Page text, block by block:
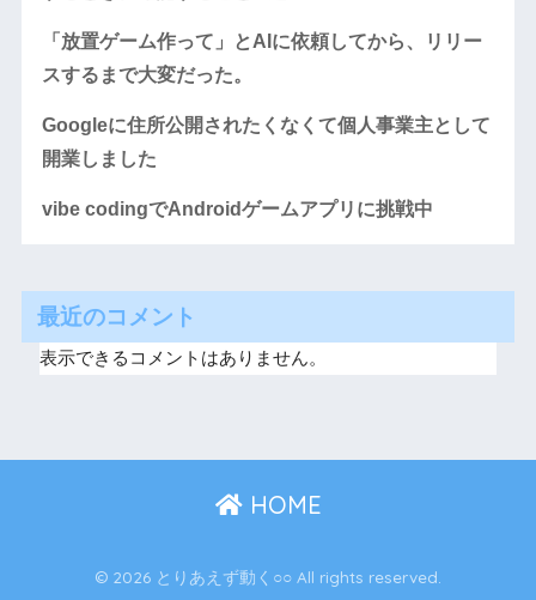
「放置ゲーム作って」とAIに依頼してから、リリー
スするまで大変だった。
Googleに住所公開されたくなくて個人事業主として
開業しました
vibe codingでAndroidゲームアプリに挑戦中
最近のコメント
表示できるコメントはありません。
HOME
© 2026 とりあえず動く○○ All rights reserved.